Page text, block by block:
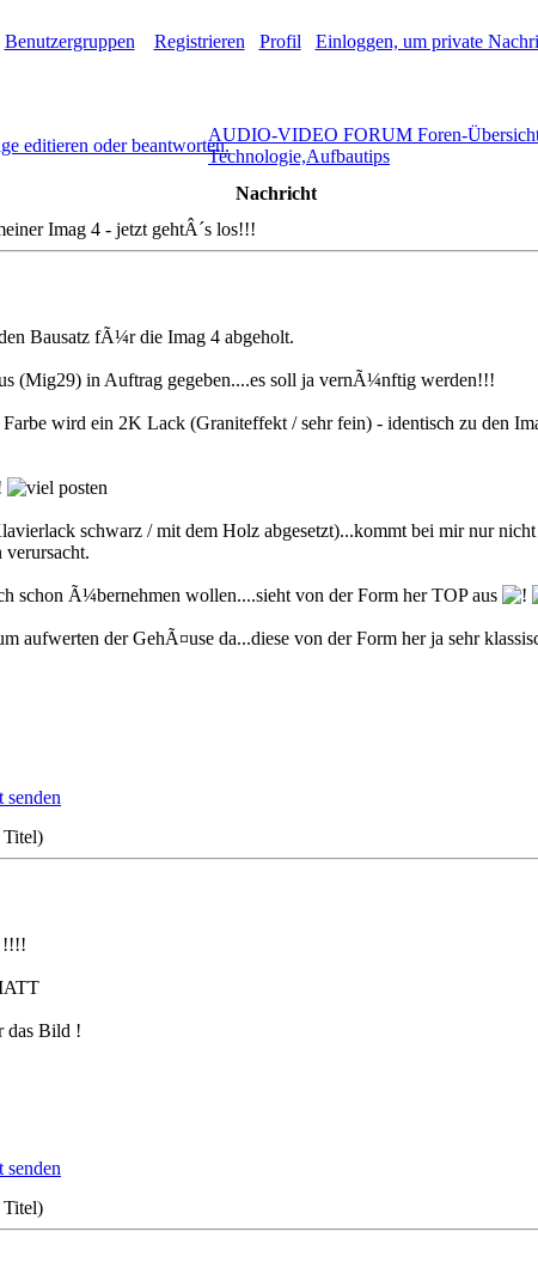
Benutzergruppen Registrieren Profil Einloggen, um private
AUDIO-VIDEO FORUM Foren-
Technologie,Aufbautips
Nachricht
Imag 4 - jetzt gehtÂ´s los!!!
Bausatz fÃ¼r die Imag 4 abgeholt.
(Mig29) in Auftrag gegeben....es soll ja vernÃ¼nftig werden!!!
wird ein 2K Lack (Graniteffekt / sehr fein) - identisch zu den
schwarz / mit dem Holz abgesetzt)...kommt bei mir nur
Ã¼bernehmen wollen....sieht von der Form her TOP aus
aufwerten der GehÃ¤use da...diese von der Form her ja sehr
!!!!
das Bild !